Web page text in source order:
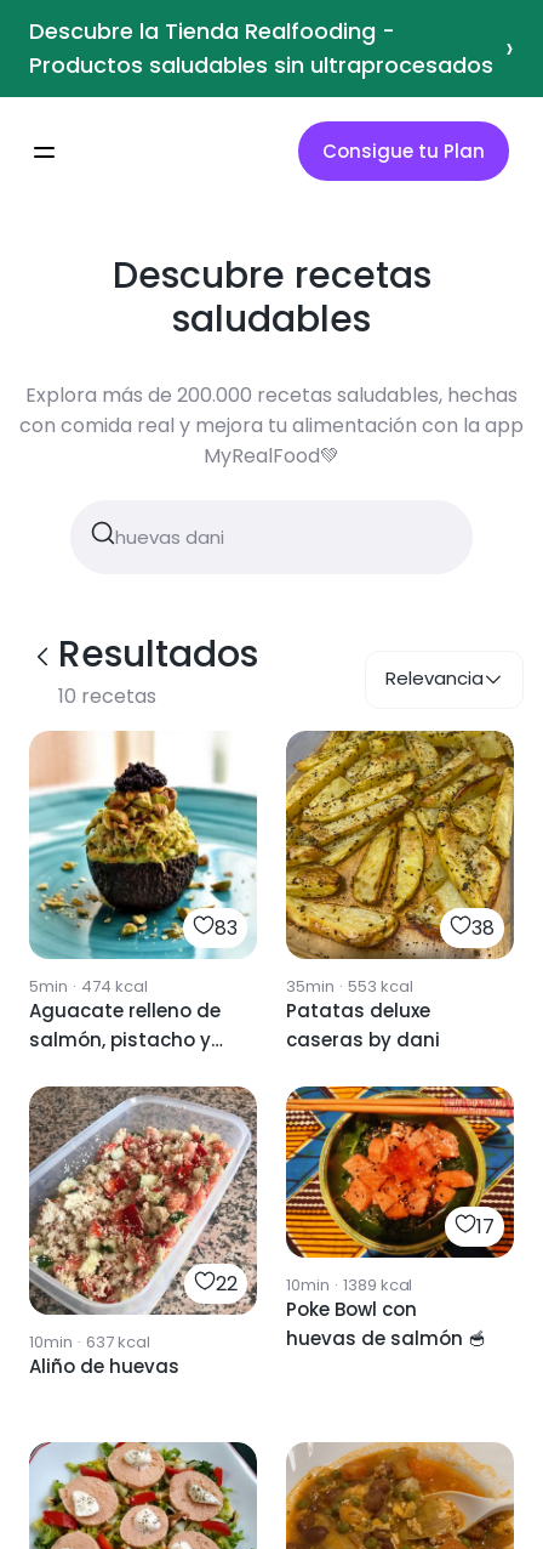
Descubre la Tienda Realfooding -
Productos saludables sin ultraprocesados ›
Consigue tu Plan
Descubre recetas
saludables
Explora más de 200.000 recetas saludables, hechas
con comida real y mejora tu alimentación con la app
MyRealFood💚
Resultados
10 recetas
Relevancia
83
5min · 474 kcal
Aguacate relleno de
salmón, pistacho y
38
35min · 553 kcal
Patatas deluxe
caseras by dani
22
10min · 637kcal
Aliño de huevas
17
10min · 1389 kcal
Poke Bowl con
huevas de salmón 🥣